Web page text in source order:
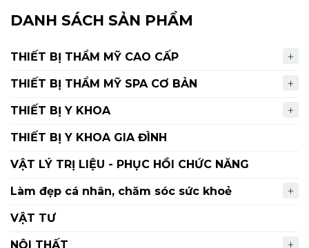
DANH SÁCH SẢN PHẨM
THIẾT BỊ THẨM MỸ CAO CẤP
THIẾT BỊ THẨM MỸ SPA CƠ BẢN
THIẾT BỊ Y KHOA
THIẾT BỊ Y KHOA GIA ĐÌNH
VẬT LÝ TRỊ LIỆU - PHỤC HỒI CHỨC NĂNG
Làm đẹp cá nhân, chăm sóc sức khoẻ
VẬT TƯ
NỘI THẤT